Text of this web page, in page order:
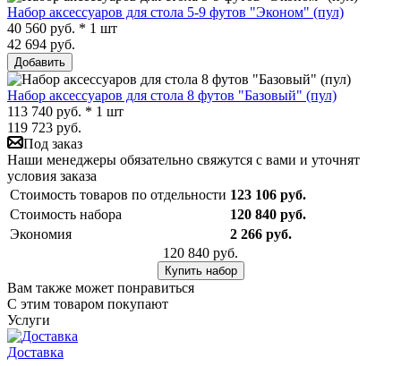
Набор аксессуаров для стола 5-9 футов "Эконом" (пул)
40 560 руб. * 1 шт
42 694 руб.
Добавить
Набор аксессуаров для стола 8 футов "Базовый" (пул)
113 740 руб. * 1 шт
119 723 руб.
Под заказ
Наши менеджеры обязательно свяжутся с вами и уточнят
условия заказа
Стоимость товаров по отдельности 123 106 руб.
Стоимость набора
120 840 руб.
Экономия
2 266 руб.
120 840 руб.
Купить набор
Вам также может понравиться
С этим товаром покупают
Услуги
Доставка